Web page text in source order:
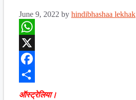
June 9, 2022 by hindibhashaa lekhak
WhatsApp
X
Facebook
Share
ऑस्ट्रेलिया।